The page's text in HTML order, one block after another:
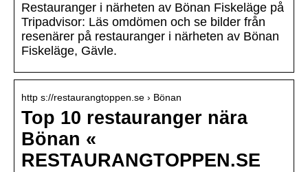
Restauranger i närheten av Bönan Fiskeläge på
Tripadvisor: Läs omdömen och se bilder från
resenärer på restauranger i närheten av Bönan
Fiskeläge, Gävle.
http s://restaurangtoppen.se › Bönan
Top 10 restauranger nära
Bönan «
RESTAURANGTOPPEN.SE